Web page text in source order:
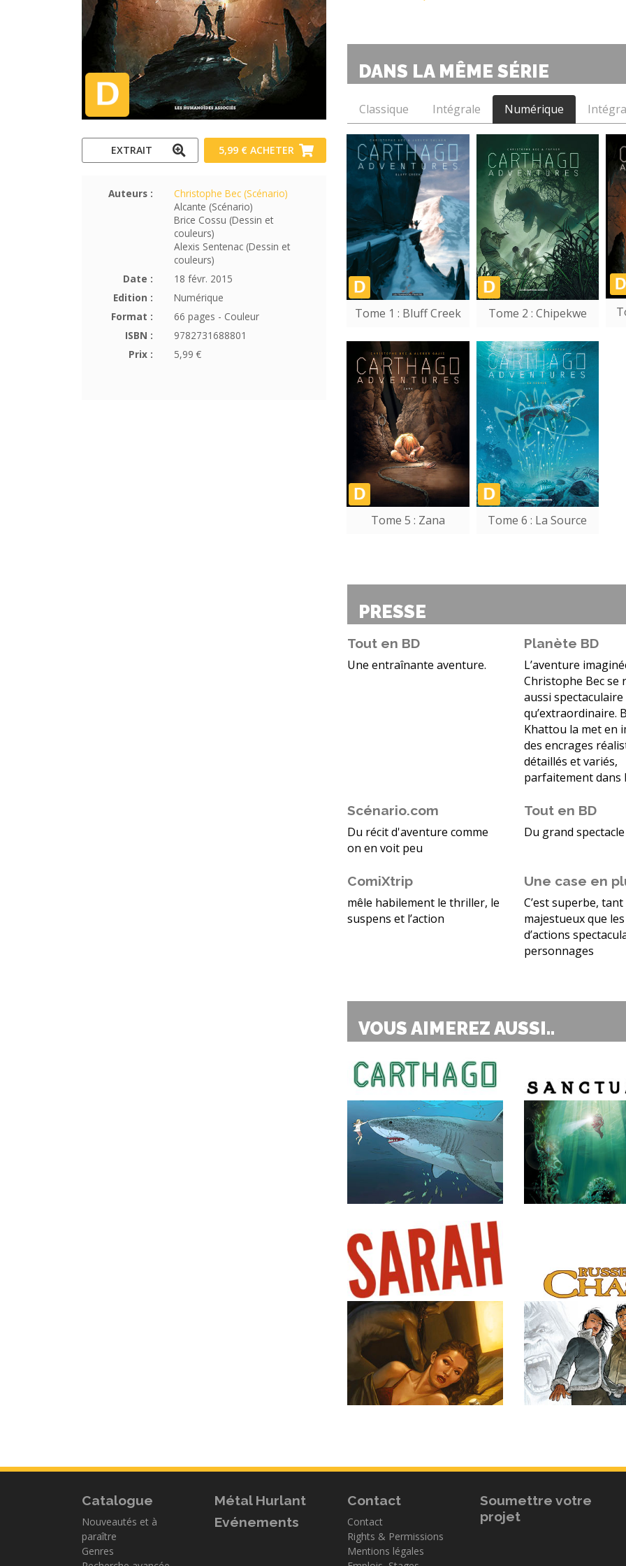
EXTRAIT 5,99 € ACHETER
Auteurs :
Christophe Bec (Scénario)
Alcante (Scénario)
Brice Cossu (Dessin et
couleurs)
Alexis Sentenac (Dessin et
couleurs)
Date :
18 févr. 2015
Edition :
Numérique
Format :
66 pages - Couleur
ISBN :
9782731688801
Prix :
5,99 €
DANS LA MÊME SÉRIE
Classique Intégrale Numérique
Tome 1 : Bluff Creek Tome 2 : Chipekwe
Tome 5 : Zana Tome 6 : La Source
PRESSE
Tout en BD
Une entraînante aventure.
Planète BD
L’aventure
Christophe Bec se
aussi spectaculaire
qu’extraordinaire.
Khattou la met en
des encrages
détaillés et variés,
parfaitement dans
Scénario.com
Du récit d'aventure comme
on en voit peu
Tout en BD
Du grand spectacle
ComiXtrip
mêle habilement le thriller, le
suspens et l’action
Une case en
C’est superbe,
majestueux que
d’actions
personnages
VOUS AIMEREZ AUSSI..
Catalogue
Nouveautés et à
paraître
Genres
Métal Hurlant
Evénements
Contact
Contact
Rights & Permissions
Mentions légales
Soumettre votre
projet